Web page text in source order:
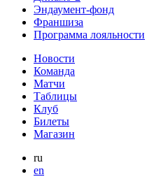
Эндаумент-фонд
Франшиза
Программа лояльности
Новости
Команда
Матчи
Таблицы
Клуб
Билеты
Магазин
ru
en